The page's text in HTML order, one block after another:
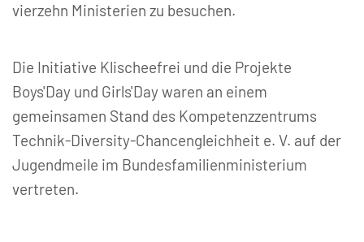
vierzehn Ministerien zu besuchen.
Die Initiative Klischeefrei und die Projekte
Boys'Day und Girls'Day waren an einem
gemeinsamen Stand des Kompetenzzentrums
Technik-Diversity-Chancengleichheit e. V. auf der
Jugendmeile im Bundesfamilienministerium
vertreten.